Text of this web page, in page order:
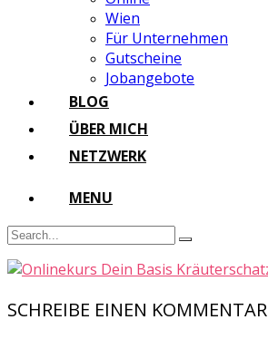
Wien
Für Unternehmen
Gutscheine
Jobangebote
BLOG
ÜBER MICH
NETZWERK
MENU
SCHREIBE EINEN KOMMENTAR